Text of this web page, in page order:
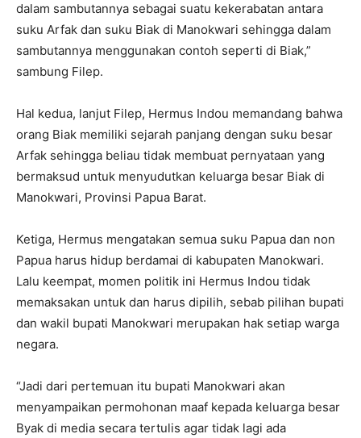
dalam sambutannya sebagai suatu kekerabatan antara
suku Arfak dan suku Biak di Manokwari sehingga dalam
sambutannya menggunakan contoh seperti di Biak,”
sambung Filep.
Hal kedua, lanjut Filep, Hermus Indou memandang bahwa
orang Biak memiliki sejarah panjang dengan suku besar
Arfak sehingga beliau tidak membuat pernyataan yang
bermaksud untuk menyudutkan keluarga besar Biak di
Manokwari, Provinsi Papua Barat.
Ketiga, Hermus mengatakan semua suku Papua dan non
Papua harus hidup berdamai di kabupaten Manokwari.
Lalu keempat, momen politik ini Hermus Indou tidak
memaksakan untuk dan harus dipilih, sebab pilihan bupati
dan wakil bupati Manokwari merupakan hak setiap warga
negara.
“Jadi dari pertemuan itu bupati Manokwari akan
menyampaikan permohonan maaf kepada keluarga besar
Byak di media secara tertulis agar tidak lagi ada